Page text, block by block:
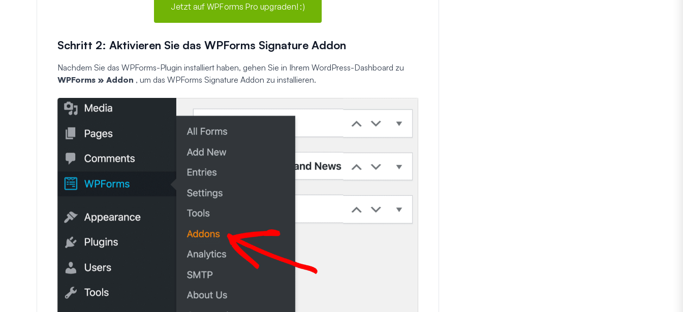
Jetzt auf WPForms Pro upgraden! :)
Schritt 2: Aktivieren Sie das WPForms Signature Addon
Nachdem Sie das WPForms-Plugin installiert haben, gehen Sie in Ihrem WordPress-Dashboard zu
WPForms » Addon , um das WPForms Signature Addon zu installieren.